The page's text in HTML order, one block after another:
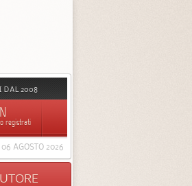
DAL 2008
registrati
AGOSTO 2026